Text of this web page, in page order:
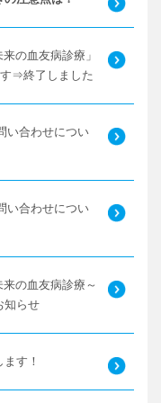
の血友病診療」
⇒終了しました
い合わせについ
い合わせについ
の血友病診療～
知らせ
す！